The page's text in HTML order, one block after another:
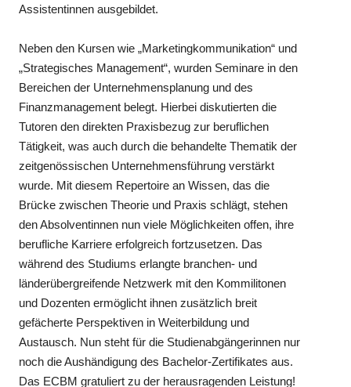
Assistentinnen ausgebildet.
Neben den Kursen wie „Marketingkommunikation“ und
„Strategisches Management“, wurden Seminare in den
Bereichen der Unternehmensplanung und des
Finanzmanagement belegt. Hierbei diskutierten die
Tutoren den direkten Praxisbezug zur beruflichen
Tätigkeit, was auch durch die behandelte Thematik der
zeitgenössischen Unternehmensführung verstärkt
wurde. Mit diesem Repertoire an Wissen, das die
Brücke zwischen Theorie und Praxis schlägt, stehen
den Absolventinnen nun viele Möglichkeiten offen, ihre
berufliche Karriere erfolgreich fortzusetzen. Das
während des Studiums erlangte branchen- und
länderübergreifende Netzwerk mit den Kommilitonen
und Dozenten ermöglicht ihnen zusätzlich breit
gefächerte Perspektiven in Weiterbildung und
Austausch. Nun steht für die Studienabgängerinnen nur
noch die Aushändigung des Bachelor-Zertifikates aus.
Das ECBM gratuliert zu der herausragenden Leistung!